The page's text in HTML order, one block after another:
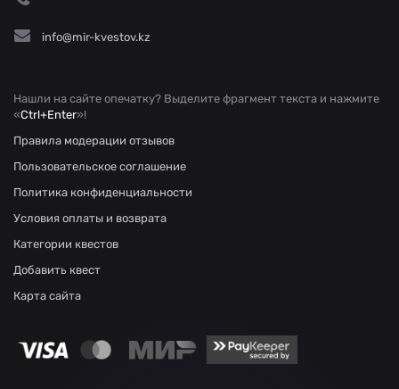
info@mir-kvestov.kz
Нашли на сайте опечатку? Выделите фрагмент текста и нажмите
«Ctrl+Enter»!
Правила модерации отзывов
Пользовательское соглашение
Политика конфиденциальности
Условия оплаты и возврата
Категории квестов
Добавить квест
Карта сайта